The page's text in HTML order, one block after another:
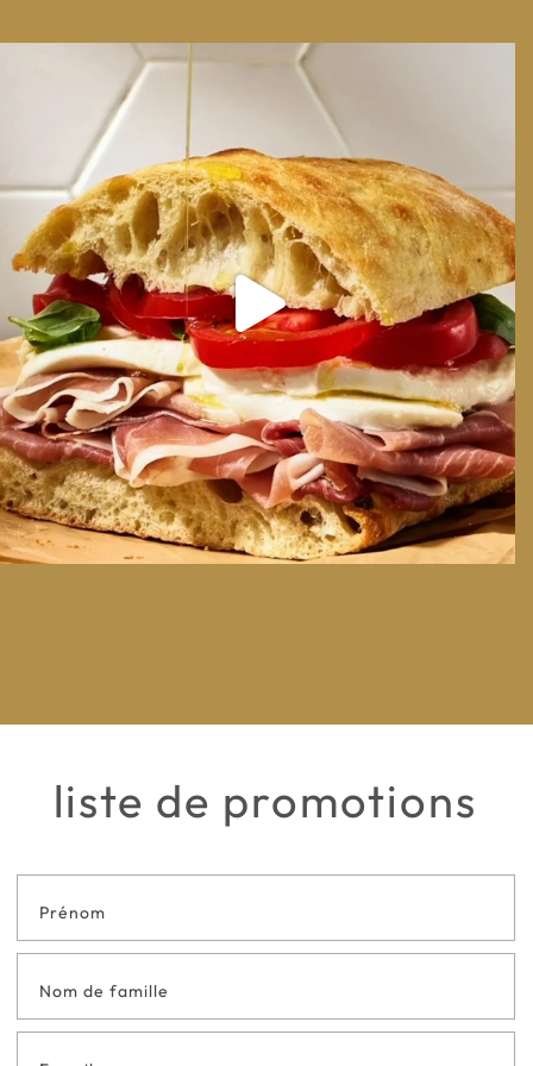
We can have Euro summer, right here at home
14 0
liste de promotions
de contact
en bas de
page